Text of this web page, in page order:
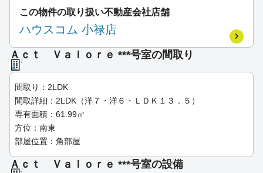
この物件の取り扱い不動産会社店舗
ハウスコム 小禄店
Ａｃｔ Ｖａｌｏｒｅ ***号室の間取り
間取り：2LDK
間取詳細：2LDK（洋７・洋６・ＬＤＫ１３．５）
専有面積：61.99㎡
方位：南東
部屋位置：角部屋
Ａｃｔ Ｖａｌｏｒｅ ***号室の設備